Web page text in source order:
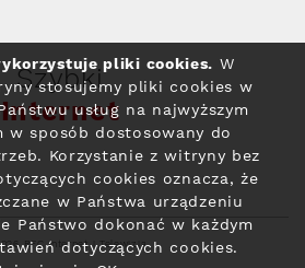
Szybki
Internet
RFC Internet i Telewizja
pliki cookies. W
stosujemy pliki cookies w
usług na najwyższym
w sposób dostosowany do
Korzystanie z witryny bez
cookies oznacza, że
w Państwa urządzeniu
Państwo dokonać w każdym
dotyczących cookies.